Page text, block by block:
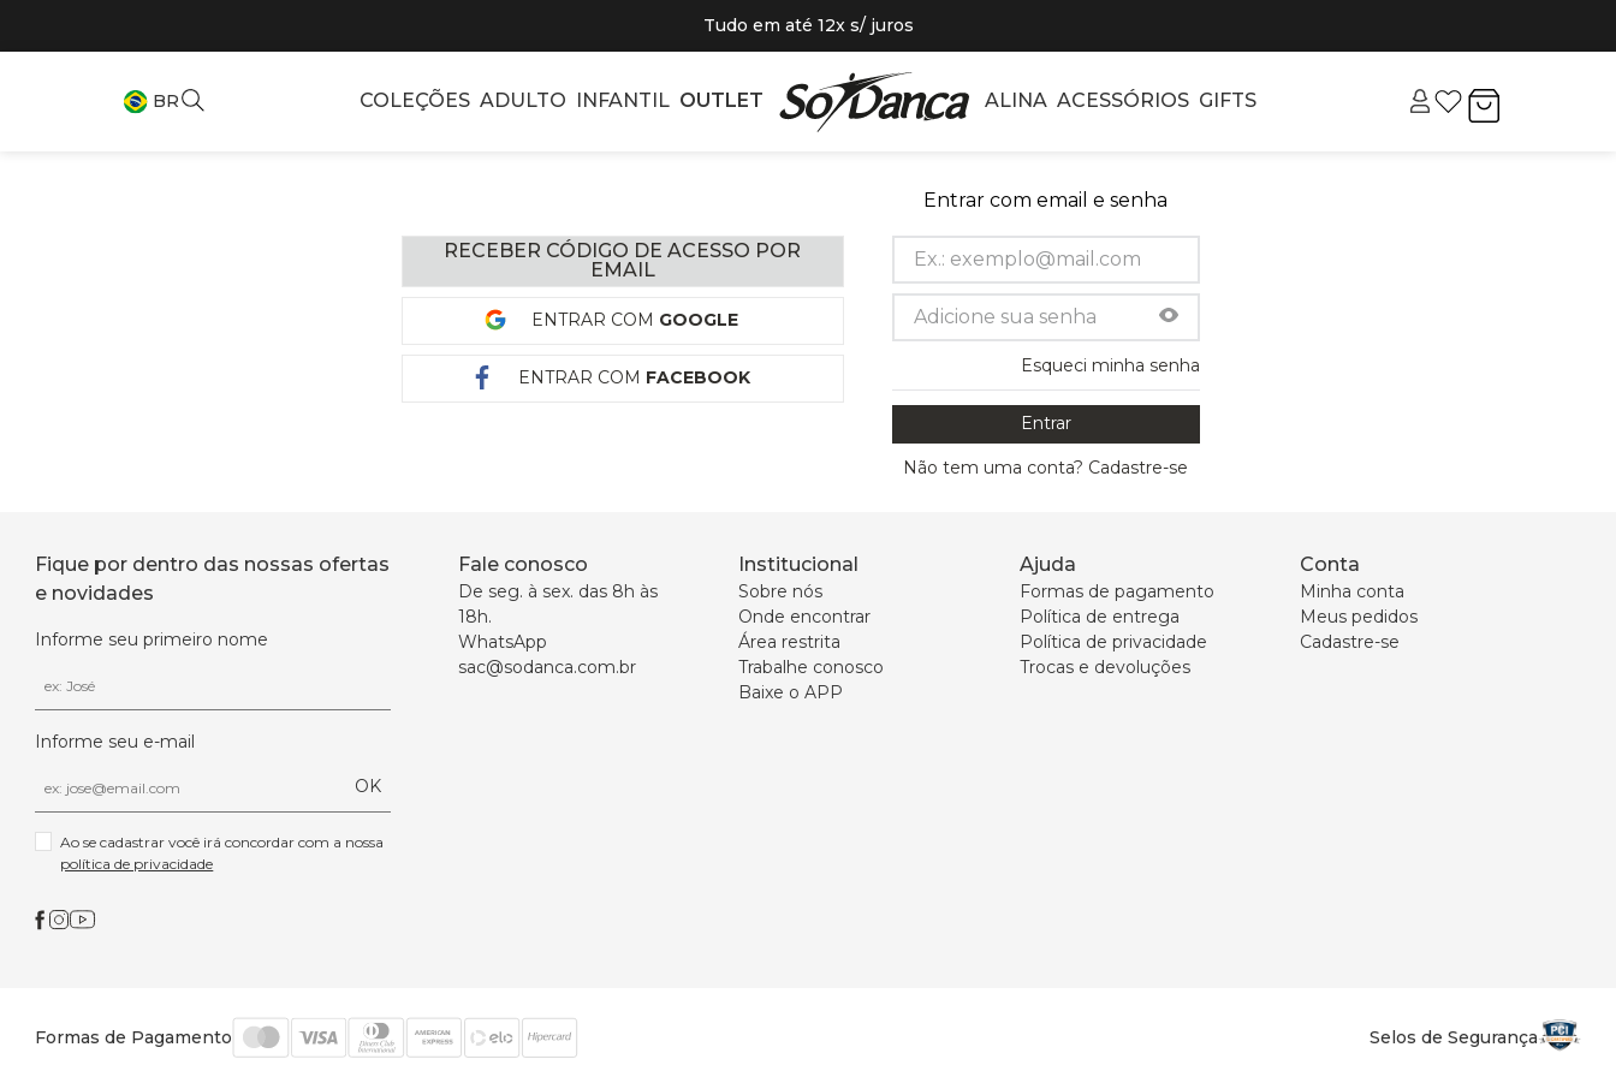
Tudo em até 12x s/ juros
BR COLEÇÕES ADULTO INFANTIL OUTLET ALINA ACESSÓRIOS GIFTS
RECEBER CÓDIGO DE ACESSO POR
EMAIL
ENTRAR COM GOOGLE
ENTRAR COM FACEBOOK
Entrar com email e senha
Esqueci minha senha
Entrar
Não tem uma conta? Cadastre-se
Fique por dentro das nossas ofertas
e novidades
Informe seu primeiro nome
Informe seu e-mail
OK
política de privacidade
Fale conosco
De seg. à sex. das 8h às
18h.
WhatsApp
sac@sodanca.com.br
Institucional
Sobre nós
Onde encontrar
Área restrita
Trabalhe conosco
Baixe o APP
Ajuda
Formas de pagamento
Política de entrega
Política de privacidade
Trocas e devoluções
Conta
Minha conta
Meus pedidos
Cadastre-se
Formas de Pagamento Selos de Segurança